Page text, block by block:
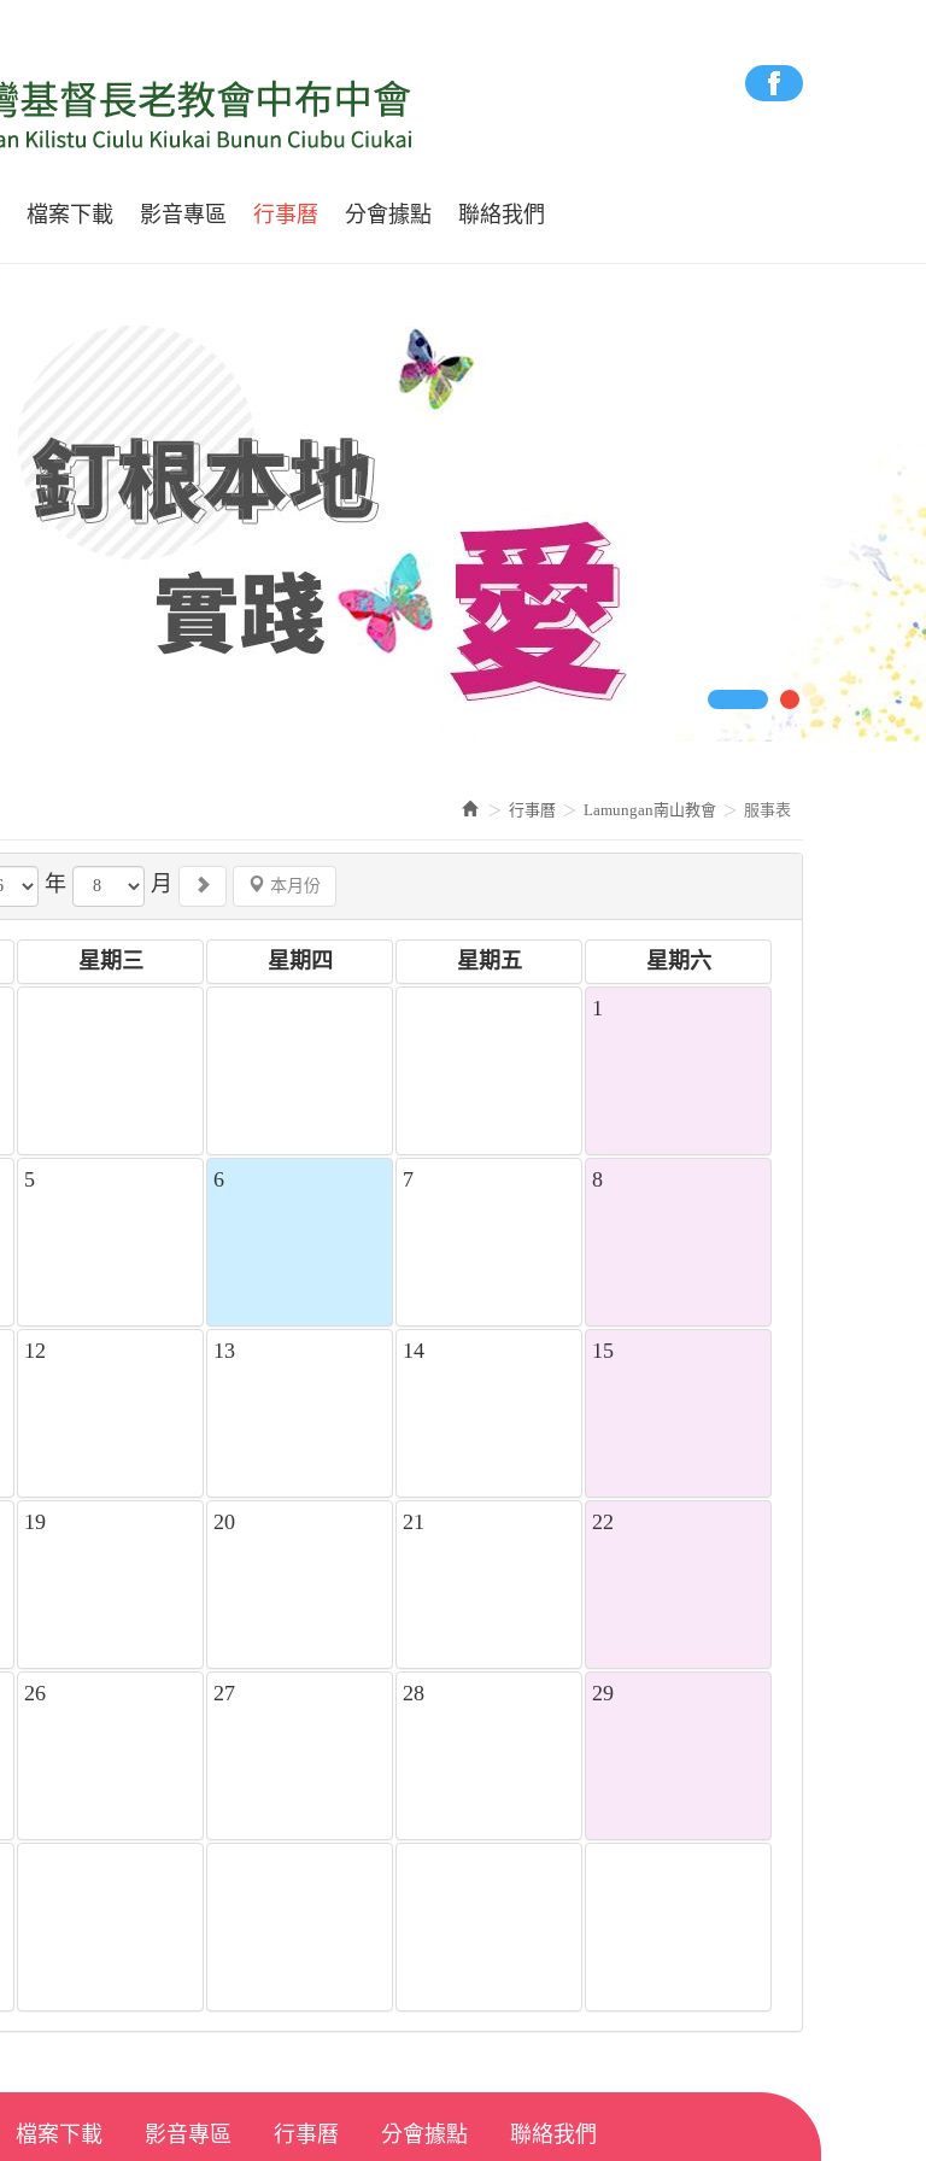
檔案下載 影音專區 行事曆 分會據點 聯絡我們
行事曆 Lamungan南山教會 服事表
年 月 本月份
星期三 星期四 星期五
星期六
1
5 6 7 8
12 13 14 15
19 20 21 22
26 27 28 29
檔案下載 影音專區 行事曆 分會據點 聯絡我們